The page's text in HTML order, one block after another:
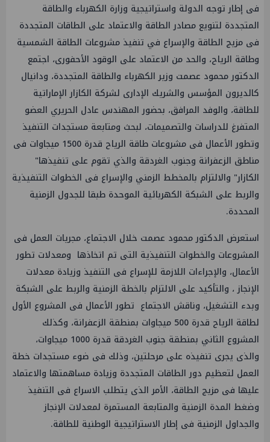
فى إطار توجه الدولة واستراتيجية وزارة الكهرباء والطاقة
المتجددة لتنويع مصادر الطاقة والاعتماد على الطاقات المتجددة
فى مزيج الطاقة والإسراع في تنفيذ مشروعات الطاقة الشمسية
وطاقة الرياح، والحد من الاعتماد على الوقود الأحفورى، اجتمع
الدكتور محمود عصمت وزير الكهرباء والطاقة المتجددة، ودانيال
كالديرون المؤسس والشريك الإدارى لشركة الكازار الإماراتية
للطاقة، والوفد المرافق، بحضور المهندس عادل الحريري العضو
المتفرغ للدراسات والتصميمات، لبحث ومتابعة مستجدات التنفيذ
وتطور الأعمال فى مشروعات طاقة الرياح قدرة 1500 ميجاوات فى
مناطق الزعفرانة وجنوب الغردقة والذي تقوم على تنفيذها"
الكازار" والالتزام بالمخطط الزمني والإسراع فى الخطوات التنفيذية
والربط على الشبكة الكهربائية الموحدة طبقا للجدول الزمنية
المحددة.
استعرض الدكتور محمود عصمت خلال الاجتماع، مجريات العمل فى
المشروعات والخطوات التنفيذية التى تم اتخاذها ومعدلات تطور
الأعمال، والإجراءات اللازمة للإسراع فى التنفيذ وزيادة معدلات
الإنجاز ، والتأكيد على الالتزام بالخطة الزمنية والربط على الشبكة
وبدء التشغيل، وناقش الاجتماع تطور الأعمال فى المشروع الأول
لطاقة الرياح قدرة 500 ميجاوات بمنطقة الزعفرانة، وكذلك
المشروع الثاني بمنطقة جنوب الغردقة قدرة 1000 ميجاوات،
والذى يجرى تنفيذه على مرحلتين، وذلك فى ضوء مستجدات خطة
العمل لتعظيم دور الطاقات المتجددة وزيادة مساهمتها والاعتماد
عليها فى مزيج الطاقة، الأمر الذى يتطلب الاسراع فى التنفيذ
وضغط المدة الزمنية والمتابعة المستمرة لمعدلات الإنجاز
والجداول الزمنية فى إطار الاستراتيجية الوطنية للطاقة.